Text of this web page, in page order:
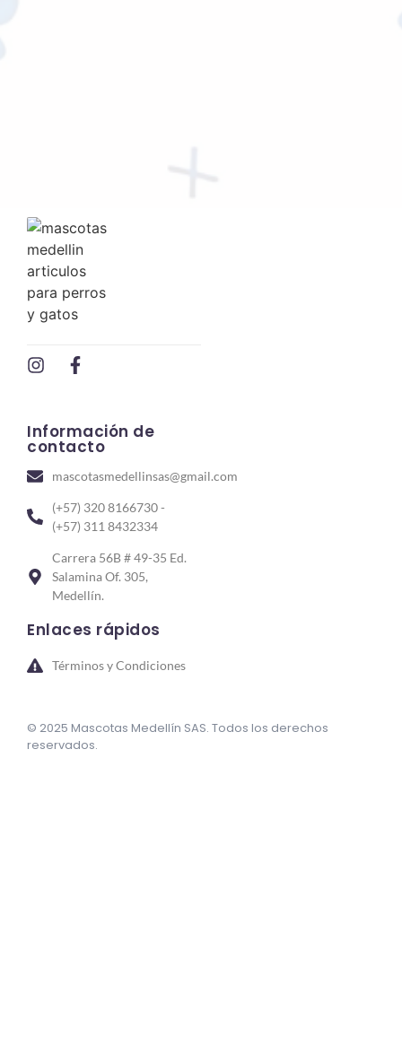
Información de
contacto
mascotasmedellinsas@gmail.com
(+57) 320 8166730 -
(+57) 311 8432334
Carrera 56B # 49-35 Ed.
Salamina Of. 305,
Medellín.
Enlaces rápidos
Términos y Condiciones
© 2025 Mascotas Medellín SAS. Todos los derechos
reservados.